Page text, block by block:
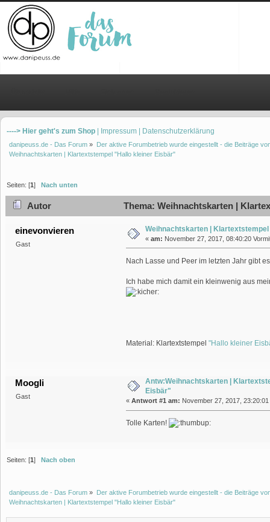
----> Hier geht's zum Shop | Impressum | Datenschutzerklärung
danipeuss.de - Das Forum » Der aktive Forumbetrieb wurde eingestellt - die Beiträge
Weihnachtskarten | Klartextstempel "Hallo kleiner Eisbär"
Seiten: [1] Nach unten
Autor Thema: Weihnachtskarten |
einevonvieren
Gast
Weihnachtskarten |
« am: November 27, 2017, 08:40:20
Nach Lasse und Peer im letzten Jahr gibt
Ich habe mich damit ein kleinwenig aus
Material: Klartextstempel "Hallo kleiner
Moogli
Gast
Antw:Weihnachtskarten |
Eisbär"
« Antwort #1 am: November 27, 2017,
Tolle Karten!
Seiten: [1] Nach oben
danipeuss.de - Das Forum » Der aktive Forumbetrieb wurde eingestellt - die Beiträge
Weihnachtskarten | Klartextstempel "Hallo kleiner Eisbär"